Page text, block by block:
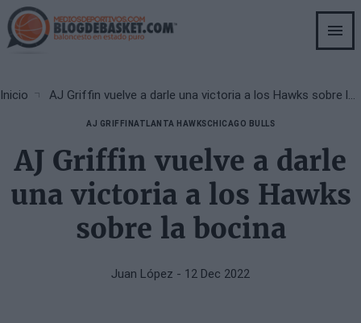
Skip
to
main
Breadcrumb
Inicio AJ Griffin vuelve a darle una victoria a los Hawks sobre la bocina
AJ GRIFFINATLANTA HAWKSCHICAGO BULLS
AJ Griffin vuelve a darle
una victoria a los Hawks
sobre la bocina
Juan López - 12 Dec 2022